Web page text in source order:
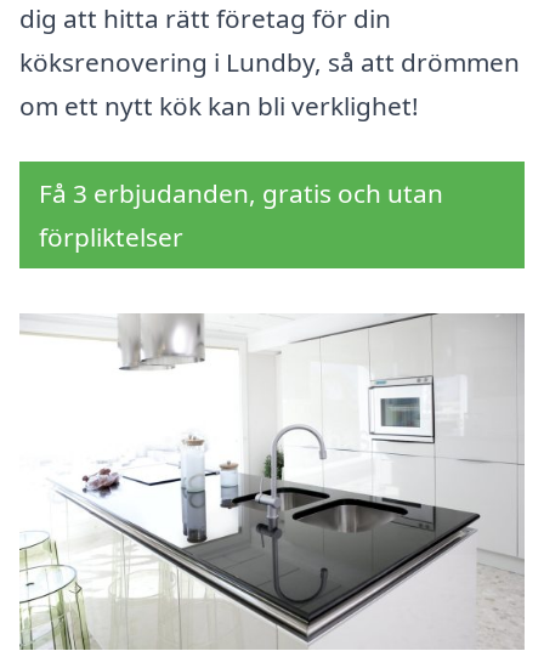
dig att hitta rätt företag för din
köksrenovering i Lundby, så att drömmen
om ett nytt kök kan bli verklighet!
Få 3 erbjudanden, gratis och utan
förpliktelser